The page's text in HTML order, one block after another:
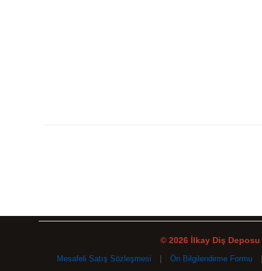
© 2026 İlkay Diş Deposu
Mesafeli Satış Sözleşmesi | Ön Bilgilendirme Formu |